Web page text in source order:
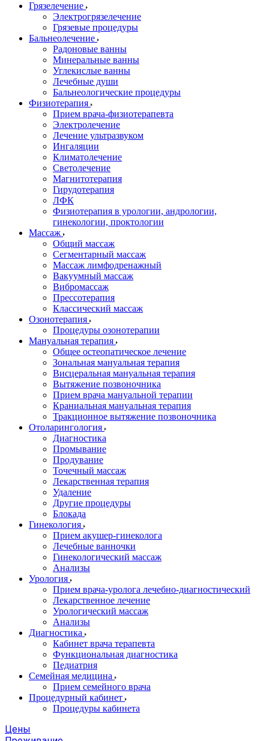
Грязелечение
Электрогрязелечение
Грязевые процедуры
Бальнеолечение
Радоновые ванны
Минеральные ванны
Углекислые ванны
Лечебные души
Бальнеологические процедуры
Физиотерапия
Прием врача-физиотерапевта
Электролечение
Лечение ультразвуком
Ингаляции
Климатолечение
Светолечение
Магнитотерапия
Гирудотерапия
ЛФК
Физиотерапия в урологии, андрологии,
гинекологии, проктологии
Массаж
Общий массаж
Сегментарный массаж
Массаж лимфодренажный
Вакуумный массаж
Вибромассаж
Прессотерапия
Классический массаж
Озонотерапия
Процедуры озонотерапии
Мануальная терапия
Общее остеопатическое лечение
Зональная мануальная терапия
Висцеральная мануальная терапия
Вытяжение позвоночника
Прием врача мануальной терапии
Краниальная мануальная терапия
Тракционное вытяжение позвоночника
Отоларингология
Диагностика
Промывание
Продувание
Точечный массаж
Лекарственная терапия
Удаление
Другие процедуры
Блокада
Гинекология
Прием акушер-гинеколога
Лечебные ванночки
Гинекологический массаж
Анализы
Урология
Прием врача-уролога лечебно-диагностический
Лекарственное лечение
Урологический массаж
Анализы
Диагностика
Кабинет врача терапевта
Функциональная диагностика
Педиатрия
Семейная медицина
Прием семейного врача
Процедурный кабинет
Процедуры кабинета
Цены